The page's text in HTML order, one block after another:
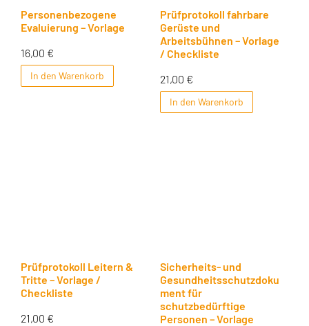
Personenbezogene
Evaluierung – Vorlage
16,00 €
In den Warenkorb
Prüfprotokoll fahrbare
Gerüste und
Arbeitsbühnen – Vorlage
/ Checkliste
21,00 €
In den Warenkorb
Prüfprotokoll Leitern &
Tritte – Vorlage /
Checkliste
21,00 €
Sicherheits- und
Gesundheitsschutzdoku
ment für
schutzbedürftige
Personen – Vorlage